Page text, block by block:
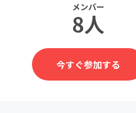
メンバー
8人
今すぐ参加する